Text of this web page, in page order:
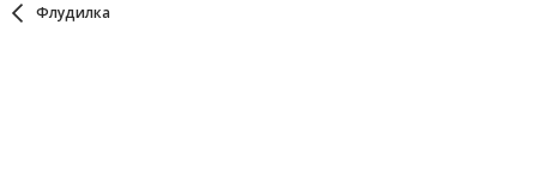
Флудилка